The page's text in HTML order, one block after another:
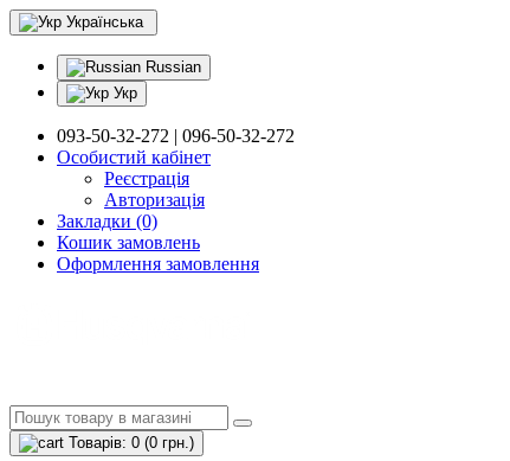
Українська
Russian
Укр
093-50-32-272 | 096-50-32-272
Особистий кабінет
Реєстрація
Авторизація
Закладки (0)
Кошик замовлень
Оформлення замовлення
Товарів: 0 (0 грн.)